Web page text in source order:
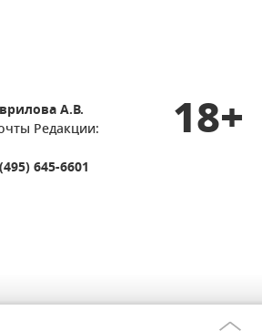
А.В.
Редакции:
645-6601
18+